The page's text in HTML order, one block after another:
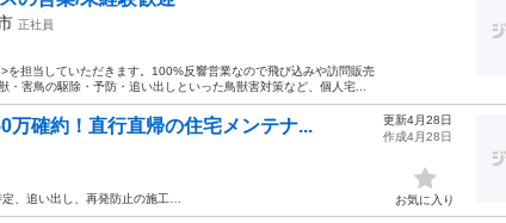
正社員
を担当していただきます。100%反響営業なので飛び込みや訪問販売
害鳥の駆除・予防・追い出しといった鳥獣害対策など、個人宅...
万確約！直行直帰の住宅メンテナ...
定、追い出し、再発防止の施工…
更新4月28日
作成4月28日
お気に入り